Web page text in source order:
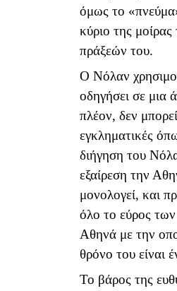
όμως το
κύριο της
πράξεών του.
Ο Νόλαν
οδηγήσει σε μια
πλέον, δεν
εγκληματικές
διήγηση του
εξαίρεση την
μονολογεί, και
όλο το εύρος
Αθηνά με την
θρόνο του είναι
Το βάρος της